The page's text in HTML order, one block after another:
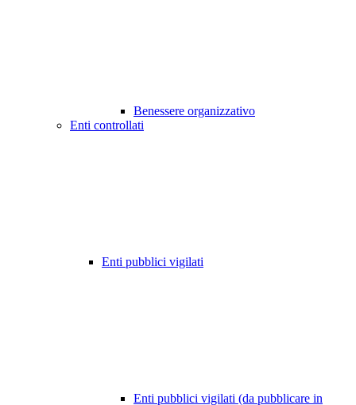
Benessere organizzativo
Enti controllati
Enti pubblici vigilati
Enti pubblici vigilati (da pubblicare in